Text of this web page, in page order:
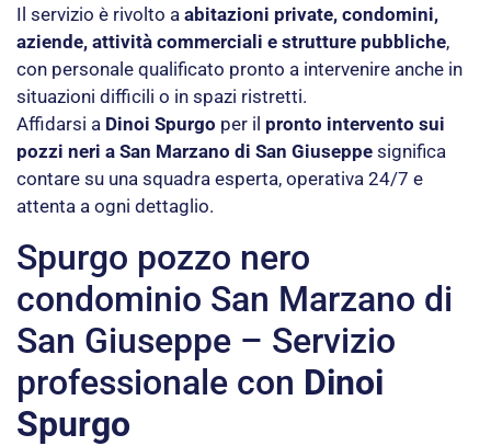
Il servizio è rivolto a abitazioni private, condomini,
aziende, attività commerciali e strutture pubbliche,
con personale qualificato pronto a intervenire anche in
situazioni difficili o in spazi ristretti.
Affidarsi a Dinoi Spurgo per il pronto intervento sui
pozzi neri a San Marzano di San Giuseppe significa
contare su una squadra esperta, operativa 24/7 e
attenta a ogni dettaglio.
Spurgo pozzo nero
condominio San Marzano di
San Giuseppe – Servizio
professionale con Dinoi
Spurgo